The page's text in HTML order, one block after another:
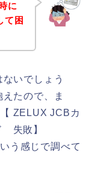
に
て困
いでしょう
たので、ま
ZELUX JCBカ
失敗】
う感じで調べて